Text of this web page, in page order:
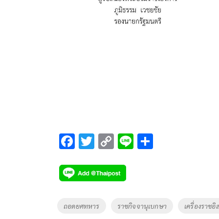
F
e
b
o
T
tt
er
C
p
y
Li
Li
Tags
ถอดยศทหาร ราชกิจจานุเบกษา เครื่องราช